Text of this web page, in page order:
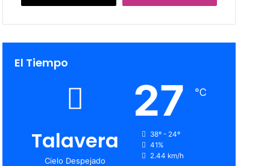
El Tiempo
Talavera
Cielo Despejado
27 ℃
38º - 24º
41%
2.44 km/h